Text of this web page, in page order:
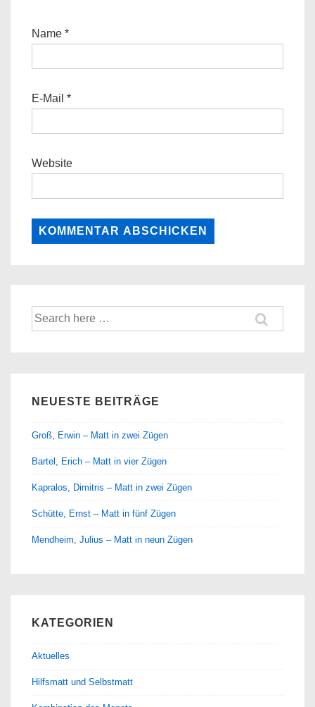
Name *
E-Mail *
Website
Suche
nach:
NEUESTE BEITRÄGE
Groß, Erwin – Matt in zwei Zügen
Bartel, Erich – Matt in vier Zügen
Kapralos, Dimitris – Matt in zwei Zügen
Schütte, Ernst – Matt in fünf Zügen
Mendheim, Julius – Matt in neun Zügen
KATEGORIEN
Aktuelles
Hilfsmatt und Selbstmatt